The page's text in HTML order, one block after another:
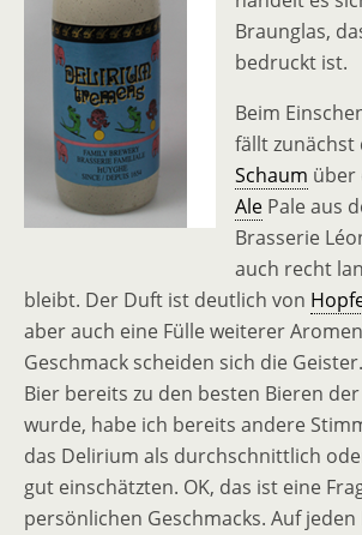
Braunglas,
bedruckt ist.
Beim
fällt
Schaum über
Ale Pale aus
Brasserie
auch recht
bleibt. Der Duft ist deutlich von
aber auch eine Fülle weiterer
Geschmack scheiden sich die
Bier bereits zu den besten Bieren
wurde, habe ich bereits andere
das Delirium als durchschnittlich
gut einschätzten. OK, das ist eine
persönlichen Geschmacks. Auf